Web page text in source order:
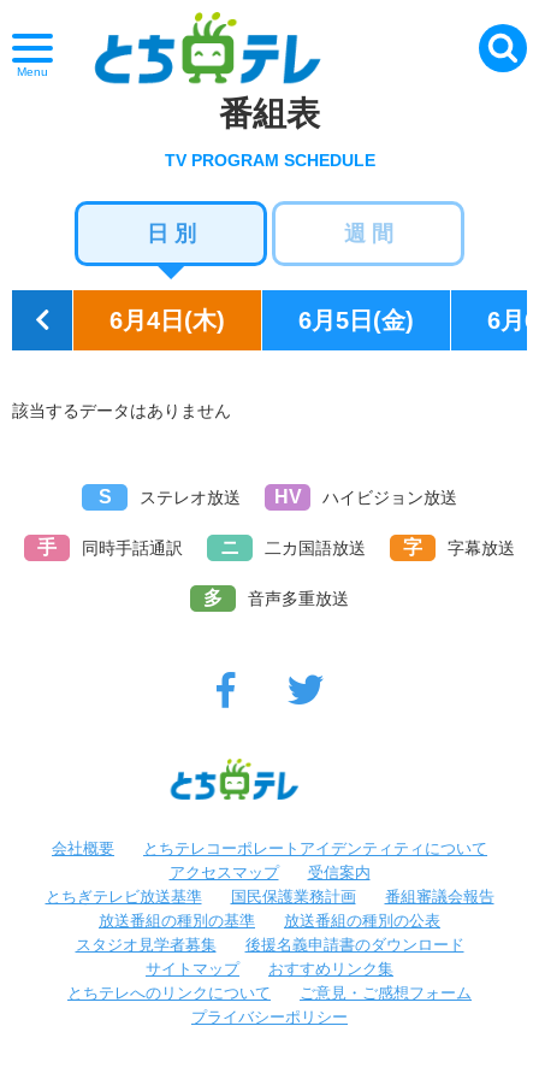
Menu
番組表
TV PROGRAM SCHEDULE
日 別 週 間
6月4日(木) 6月5日(金) 6月
該当するデータはありません
S ステレオ放送 HV ハイビジョン放送
手 同時手話通訳 ニ 二カ国語放送 字 字幕放送
多 音声多重放送
会社概要
とちテレコーポレートアイデンティティについて
アクセスマップ
受信案内
とちぎテレビ放送基準
国民保護業務計画
番組審議会報告
放送番組の種別の基準
放送番組の種別の公表
スタジオ見学者募集
後援名義申請書のダウンロード
サイトマップ
おすすめリンク集
とちテレへのリンクについて
ご意見・ご感想フォーム
プライバシーポリシー